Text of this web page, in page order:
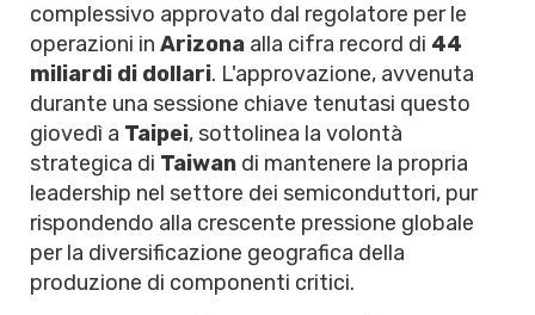
complessivo approvato dal regolatore per le
operazioni in Arizona alla cifra record di 44
miliardi di dollari. L'approvazione, avvenuta
durante una sessione chiave tenutasi questo
giovedì a Taipei, sottolinea la volontà
strategica di Taiwan di mantenere la propria
leadership nel settore dei semiconduttori, pur
rispondendo alla crescente pressione globale
per la diversificazione geografica della
produzione di componenti critici.